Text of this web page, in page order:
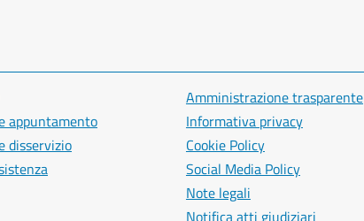
appuntamento
disservizio
Amministrazione trasparente
Informativa privacy
Cookie Policy
Social Media Policy
Note legali